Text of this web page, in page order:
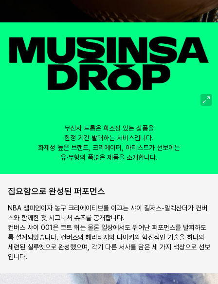
무신사 드롭은 희소성 있는 상품을
한정 기간 발매하는 서비스입니다.
화제성 높은 브랜드, 크리에이터, 아티스트가 선보이는
유·무형의 폭넓은 제품을 소개합니다.
집요함으로 완성된 퍼포먼스
NBA 챔피언이자 농구 크리에이티브를 이끄는 샤이 길저스-알렉산더가 컨버
스와 함께한 첫 시그니처 슈즈를 공개합니다.
컨버스 샤이 001은 코트 위는 물론 일상에서도 뛰어난 퍼포먼스를 발휘하도
록 설계되었습니다. 컨버스의 헤리티지와 나이키의 혁신적인 기술을 하나의
세련된 실루엣으로 완성했으며, 각기 다른 서사를 담은 세 가지 색상으로 선보
입니다.